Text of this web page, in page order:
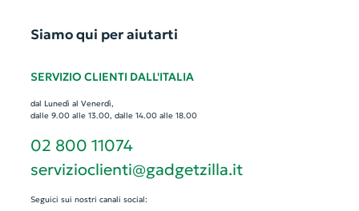
Siamo qui per aiutarti
SERVIZIO CLIENTI DALL'ITALIA
dal Lunedì al Venerdì,
dalle 9.00 alle 13.00, dalle 14.00 alle 18.00
02 800 11074
servizioclienti@gadgetzilla.it
Seguici sui nostri canali social: